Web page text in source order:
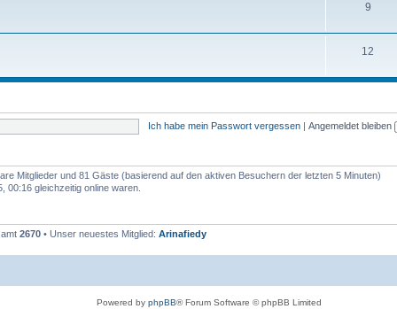
9
12
Ich habe mein Passwort vergessen | Angemeldet bleiben
Mitglieder und 81 Gäste (basierend auf den aktiven Besuchern der letzten 5 Minuten)
00:16 gleichzeitig online waren.
2670 • Unser neuestes Mitglied: Arinafiedy
Powered by phpBB® Forum Software © phpBB Limited